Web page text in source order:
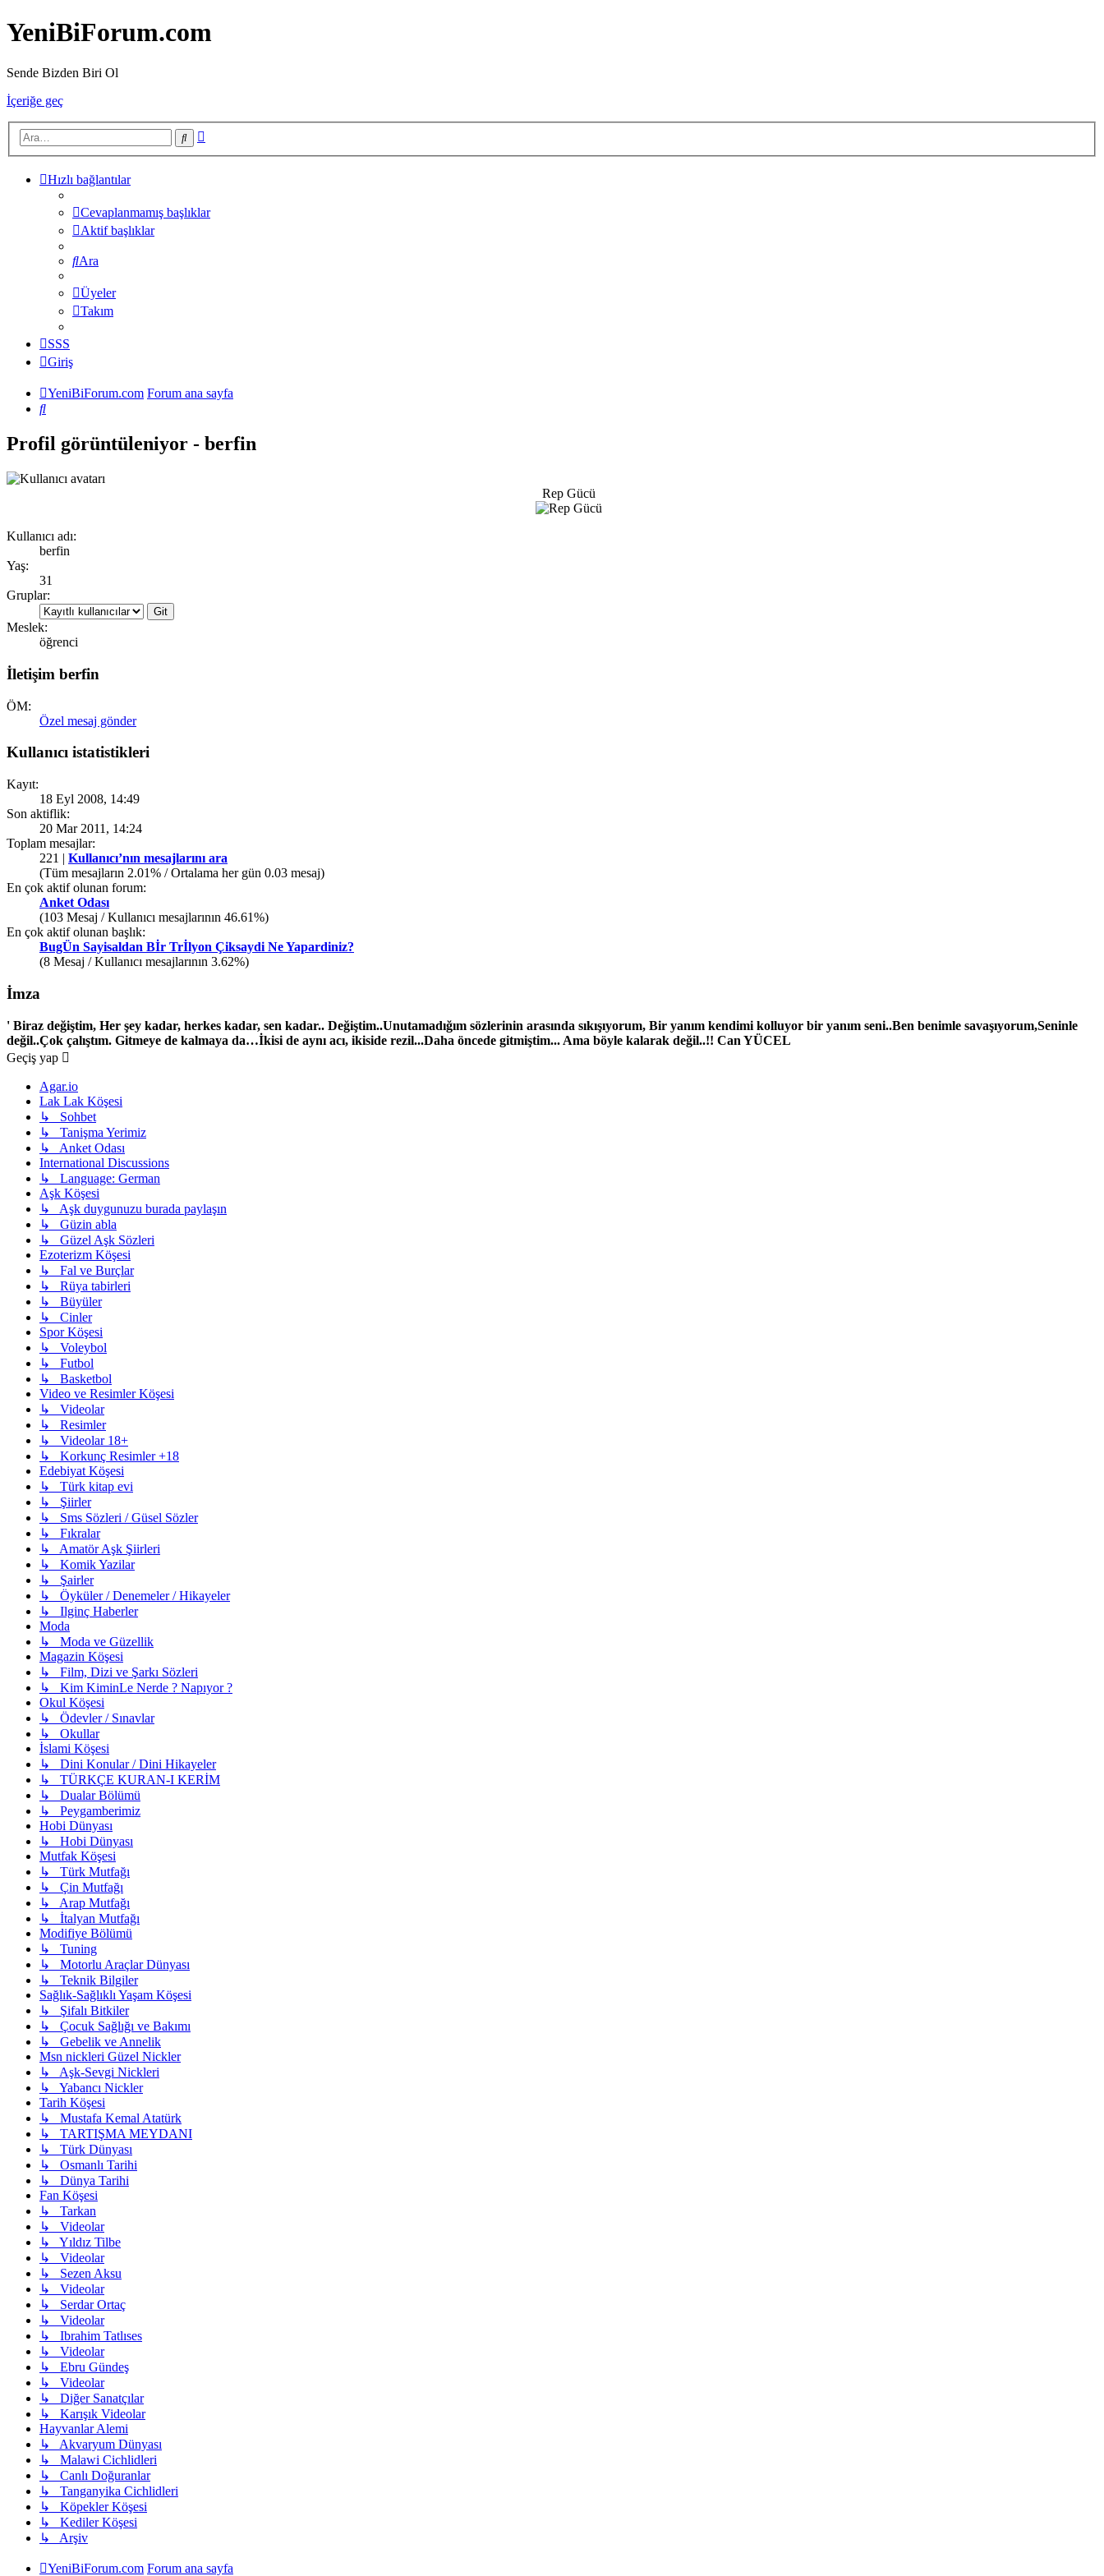
YeniBiForum.com
Sende Bizden Biri Ol
İçeriğe geç
Ara
Hızlı bağlantılar
Cevaplanmamış başlıklar
Aktif başlıklar
Ara
Üyeler
Takım
SSS
Giriş
YeniBiForum.com Forum ana sayfa
Ara
Profil görüntüleniyor - berfin
Rep Gücü
Kullanıcı adı:
berfin
Yaş:
31
Gruplar:
Meslek:
öğrenci
İletişim berfin
ÖM:
Özel mesaj gönder
Kullanıcı istatistikleri
Kayıt:
18 Eyl 2008, 14:49
Son aktiflik:
20 Mar 2011, 14:24
Toplam mesajlar:
221 | Kullanıcı’nın mesajlarını ara
(Tüm mesajların 2.01% / Ortalama her gün 0.03 mesaj)
En çok aktif olunan forum:
Anket Odası
(103 Mesaj / Kullanıcı mesajlarının 46.61%)
En çok aktif olunan başlık:
BugÜn Sayisaldan Bİr Trİlyon Çiksaydi Ne Yapardiniz?
(8 Mesaj / Kullanıcı mesajlarının 3.62%)
İmza
' Biraz değiştim, Her şey kadar, herkes kadar, sen kadar.. Değiştim..Unutamadığım sözlerinin arasında sıkışıyorum, Bir yanım kendimi kolluyor bir yanım seni..Ben benimle savaşıyorum,Seninle
değil..Çok çalıştım. Gitmeye de kalmaya da…İkisi de aynı acı, ikiside rezil...Daha öncede gitmiştim... Ama böyle kalarak değil..!! Can YÜCEL
Geçiş yap
Agar.io
Lak Lak Köşesi
↳ Sohbet
↳ Tanişma Yerimiz
↳ Anket Odası
International Discussions
↳ Language: German
Aşk Köşesi
↳ Aşk duygunuzu burada paylaşın
↳ Güzin abla
↳ Güzel Aşk Sözleri
Ezoterizm Köşesi
↳ Fal ve Burçlar
↳ Rüya tabirleri
↳ Büyüler
↳ Cinler
Spor Köşesi
↳ Voleybol
↳ Futbol
↳ Basketbol
Video ve Resimler Köşesi
↳ Videolar
↳ Resimler
↳ Videolar 18+
↳ Korkunç Resimler +18
Edebiyat Köşesi
↳ Türk kitap evi
↳ Şiirler
↳ Sms Sözleri / Güsel Sözler
↳ Fıkralar
↳ Amatör Aşk Şiirleri
↳ Komik Yazilar
↳ Şairler
↳ Öyküler / Denemeler / Hikayeler
↳ Ilginç Haberler
Moda
↳ Moda ve Güzellik
Magazin Köşesi
↳ Film, Dizi ve Şarkı Sözleri
↳ Kim KiminLe Nerde ? Napıyor ?
Okul Köşesi
↳ Ödevler / Sınavlar
↳ Okullar
İslami Köşesi
↳ Dini Konular / Dini Hikayeler
↳ TÜRKÇE KURAN-I KERİM
↳ Dualar Bölümü
↳ Peygamberimiz
Hobi Dünyası
↳ Hobi Dünyası
Mutfak Köşesi
↳ Türk Mutfağı
↳ Çin Mutfağı
↳ Arap Mutfağı
↳ İtalyan Mutfağı
Modifiye Bölümü
↳ Tuning
↳ Motorlu Araçlar Dünyası
↳ Teknik Bilgiler
Sağlık-Sağlıklı Yaşam Köşesi
↳ Şifalı Bitkiler
↳ Çocuk Sağlığı ve Bakımı
↳ Gebelik ve Annelik
Msn nickleri Güzel Nickler
↳ Aşk-Sevgi Nickleri
↳ Yabancı Nickler
Tarih Köşesi
↳ Mustafa Kemal Atatürk
↳ TARTIŞMA MEYDANI
↳ Türk Dünyası
↳ Osmanlı Tarihi
↳ Dünya Tarihi
Fan Köşesi
↳ Tarkan
↳ Videolar
↳ Yıldız Tilbe
↳ Videolar
↳ Sezen Aksu
↳ Videolar
↳ Serdar Ortaç
↳ Videolar
↳ Ibrahim Tatlıses
↳ Videolar
↳ Ebru Gündeş
↳ Videolar
↳ Diğer Sanatçılar
↳ Karışık Videolar
Hayvanlar Alemi
↳ Akvaryum Dünyası
↳ Malawi Cichlidleri
↳ Canlı Doğuranlar
↳ Tanganyika Cichlidleri
↳ Köpekler Köşesi
↳ Kediler Köşesi
↳ Arşiv
YeniBiForum.com Forum ana sayfa